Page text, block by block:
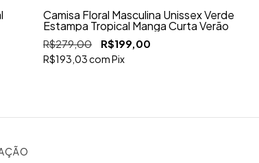
Camisa Floral Masculina Unissex Verde
Estampa Tropical Manga Curta Verão
R$279,00 R$199,00
R$193,03comPix